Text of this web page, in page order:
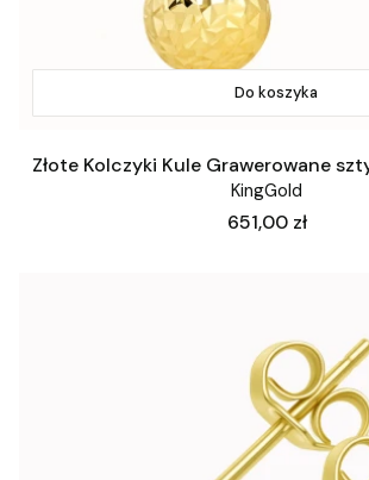
Do koszyka
Złote Kolczyki Kule Grawerowane
KingGold
Cena
651,00 zł